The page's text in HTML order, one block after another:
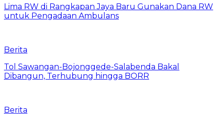
Lima RW di Rangkapan Jaya Baru Gunakan Dana RW
untuk Pengadaan Ambulans
Berita
Tol Sawangan-Bojonggede-Salabenda Bakal
Dibangun, Terhubung hingga BORR
Berita